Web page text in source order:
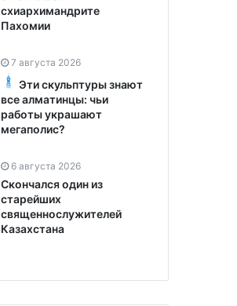
схиархимандрите
Пахомии
7 августа 2026
Эти скульптуры знают
все алматинцы: чьи
работы украшают
мегаполис?
6 августа 2026
Скончался один из
старейших
священнослужителей
Казахстана